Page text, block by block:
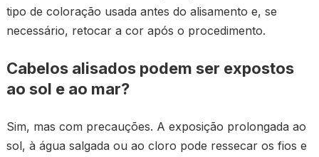
tipo de coloração usada antes do alisamento e, se
necessário, retocar a cor após o procedimento.
Cabelos alisados podem ser expostos
ao sol e ao mar?
Sim, mas com precauções. A exposição prolongada ao
sol, à água salgada ou ao cloro pode ressecar os fios e